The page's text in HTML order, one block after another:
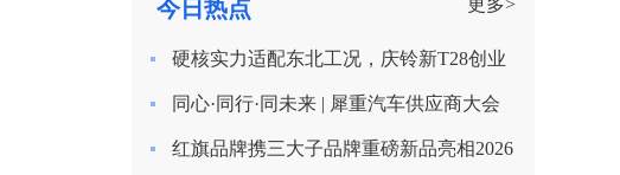
今日热点 更多>
硬核实力适配东北工况，庆铃新T28创业
家长春上市圆满收官
同心·同行·同未来 | 犀重汽车供应商大会
圆满落幕
红旗品牌携三大子品牌重磅新品亮相2026